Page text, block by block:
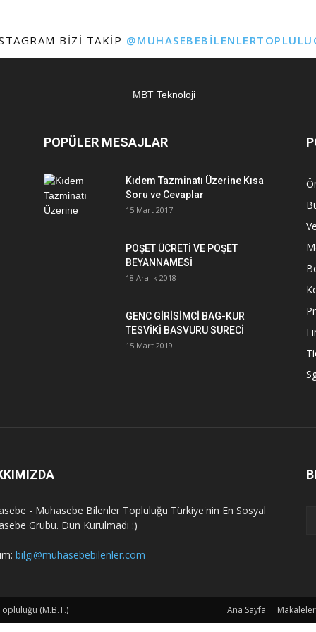
BIZI TAKIP
POPÜLER MESAJLAR
Kıdem Tazminatı Üzerine Kısa
Soru ve Cevaplar
15 Mart 2017
POŞET ÜCRETİ VE POŞET
BEYANNAMESİ
18 Aralık 2018
GENC GİRİSİMCİ BAG-KUR
TESVİKİ BASVURU SURECİ
15 Mart 2019
- Muhasebe Bilenler Topluluğu Türkiye'nin En Sosyal
Grubu. Dün Kurulmadı :)
bilgi@muhasebebilenler.com
Ana Sayfa Makaleler
(M.B.T.)